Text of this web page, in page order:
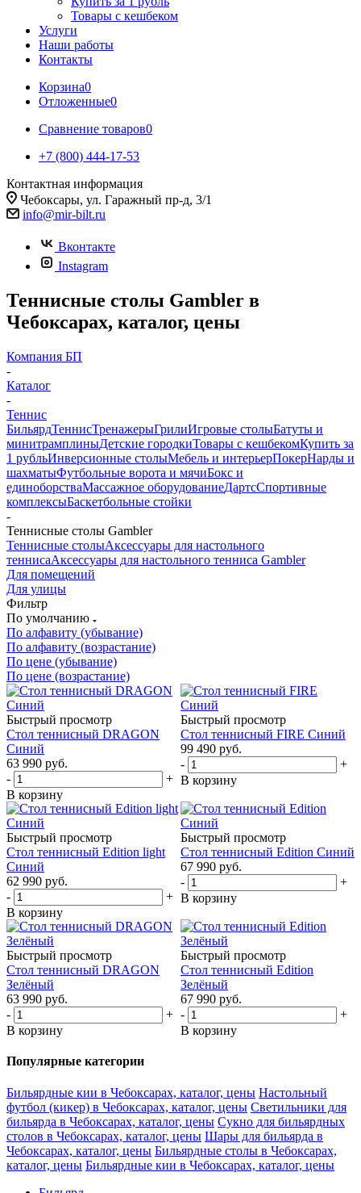
Товары с кешбеком
Услуги
Наши работы
Контакты
Корзина0
Отложенные0
Сравнение товаров0
+7 (800) 444-17-53
Контактная информация
Чебоксары, ул. Гаражный пр-д, 3/1
info@mir-bilt.ru
Вконтакте
Instagram
Теннисные столы Gambler в
Чебоксарах, каталог, цены
Компания БП
-
Каталог
-
Теннис
БильярдТеннисТренажерыГрилиИгровые столыБатуты и
минитрамплиныДетские городкиТовары с кешбекомКупить за
1 рубльИнверсионные столыМебель и интерьерПокерНарды и
шахматыФутбольные ворота и мячиБокс и
единоборстваМассажное оборудованиеДартсСпортивные
комплексыБаскетбольные стойки
-
Теннисные столы Gambler
Теннисные столыАксессуары для настольного
теннисаАксессуары для настольного тенниса Gambler
Для помещений
Для улицы
Фильтр
По умолчанию
По алфавиту (убывание)
По алфавиту (возрастание)
По цене (убывание)
По цене (возрастание)
Быстрый просмотр
Стол теннисный DRAGON
Синий
63 990 руб.
-
+
В корзину
Быстрый просмотр
Стол теннисный FIRE Синий
99 490 руб.
-
+
В корзину
Быстрый просмотр
Стол теннисный Edition light
Синий
62 990 руб.
-
+
В корзину
Быстрый просмотр
Стол теннисный Edition Синий
67 990 руб.
-
+
В корзину
Быстрый просмотр
Стол теннисный DRAGON
Зелёный
63 990 руб.
-
+
В корзину
Быстрый просмотр
Стол теннисный Edition
Зелёный
67 990 руб.
-
+
В корзину
Популярные категории
Бильярдные кии в Чебоксарах, каталог, цены Настольный
футбол (кикер) в Чебоксарах, каталог, цены Светильники для
бильярда в Чебоксарах, каталог, цены Сукно для бильярдных
столов в Чебоксарах, каталог, цены Шары для бильярда в
Чебоксарах, каталог, цены Бильярдные столы в Чебоксарах,
каталог, цены Бильярдные кии в Чебоксарах, каталог, цены